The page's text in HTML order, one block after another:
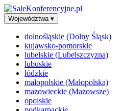
Województwa ▾
dolnośląskie (Dolny Śląsk)
kujawsko-pomorskie
lubelskie (Lubelszczyzna)
lubuskie
łódzkie
małopolskie (Małopolska)
mazowieckie (Mazowsze)
opolskie